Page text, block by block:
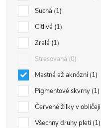
Suchá 1
Citlivá 1
Zralá 1
Stresovaná 0
Mastná až aknózní 1
Pigmentové skvrny 1
Červené žilky v obličeji
Všechny druhy pleti 1